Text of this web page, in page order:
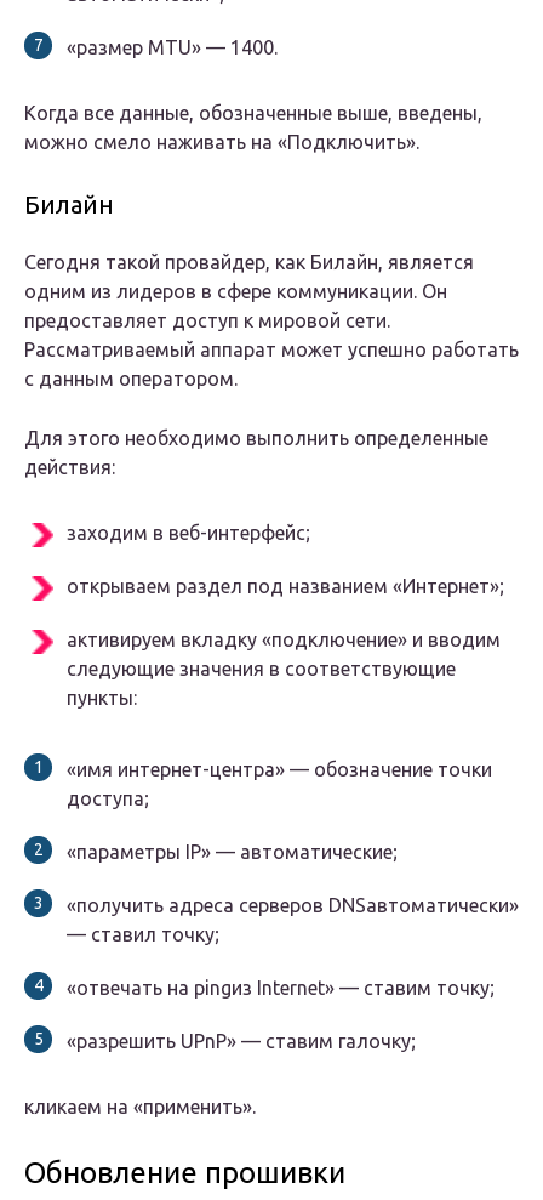
«размер MTU» — 1400.
Когда все данные, обозначенные выше, введены,
можно смело наживать на «Подключить».
Билайн
Сегодня такой провайдер, как Билайн, является
одним из лидеров в сфере коммуникации. Он
предоставляет доступ к мировой сети.
Рассматриваемый аппарат может успешно работать
с данным оператором.
Для этого необходимо выполнить определенные
действия:
заходим в веб-интерфейс;
открываем раздел под названием «Интернет»;
активируем вкладку «подключение» и вводим
следующие значения в соответствующие
пункты:
«имя интернет-центра» — обозначение точки
доступа;
«параметры IP» — автоматические;
«получить адреса серверов DNSавтоматически»
— ставил точку;
«отвечать на pingиз Internet» — ставим точку;
«разрешить UPnP» — ставим галочку;
кликаем на «применить».
Обновление прошивки